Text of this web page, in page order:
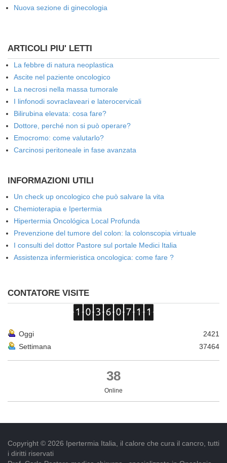
Nuova sezione di ginecologia
ARTICOLI PIU' LETTI
La febbre di natura neoplastica
Ascite nel paziente oncologico
La necrosi nella massa tumorale
I linfonodi sovraclaveari e laterocervicali
Bilirubina elevata: cosa fare?
Dottore, perché non si può operare?
Emocromo: come valutarlo?
Carcinosi peritoneale in fase avanzata
INFORMAZIONI UTILI
Un check up oncologico che può salvare la vita
Chemioterapia e Ipertermia
Hipertermia Oncológica Local Profunda
Prevenzione del tumore del colon: la colonscopia virtuale
I consulti del dottor Pastore sul portale Medici Italia
Assistenza infermieristica oncologica: come fare ?
CONTATORE VISITE
Oggi
2421
Settimana
37464
38
Online
Copyright © 2026 Ipertermia Italia, il calore che cura il cancro, tutti
i diritti riservati